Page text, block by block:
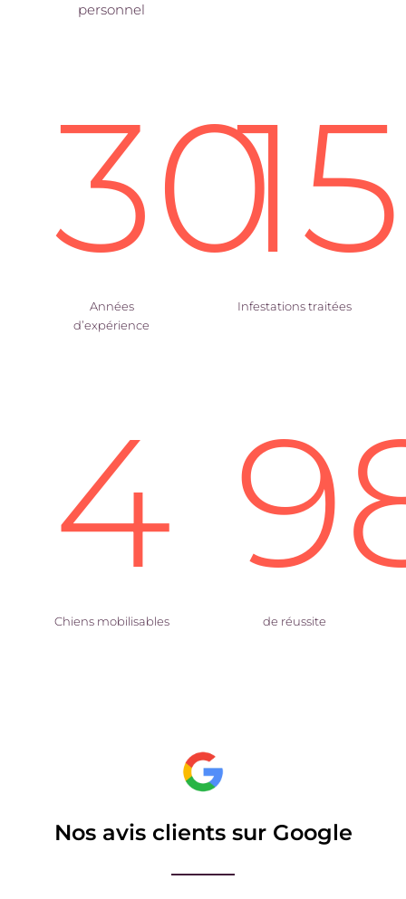
personnel
30
Années
d’expérience
Infestations traitées
4
Chiens mobilisables de réussite
Nos avis clients sur Google